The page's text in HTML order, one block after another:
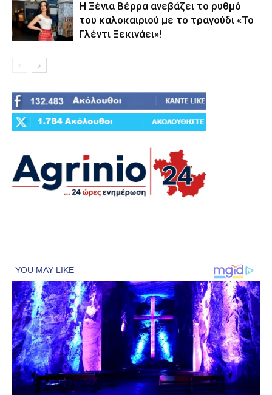
Η Ξένια Βέρρα ανεβάζει το ρυθμό
του καλοκαιριού με το τραγούδι «Το
Γλέντι Ξεκινάει»!